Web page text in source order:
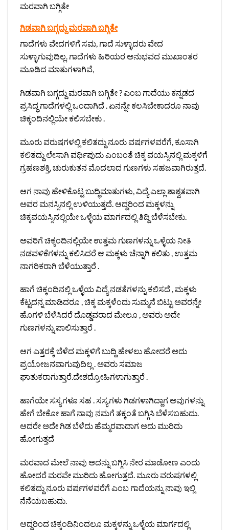
ಮರವಾಗಿ ಬಗ್ಗಿತೇ
ಗಿಡವಾಗಿ ಬಗ್ಗದ್ದು ಮರವಾಗಿ ಬಗ್ಗಿತೇ
ಗಾದೆಗಳು ವೇದಗಳಿಗೆ ಸಮ, ಗಾದೆ ಸುಳ್ಳಾದರು ವೇದ
ಸುಳ್ಳಾಗುವುದಿಲ್ಲ. ಗಾದೆಗಳು ಹಿರಿಯರ ಅನುಭವದ ಮುಖಾಂತರ
ಮೂಡಿದ ಮಾತುಗಳಾಗಿವೆ,
ಗಿಡವಾಗಿ ಬಗ್ಗದ್ದು ಮರವಾಗಿ ಬಗ್ಗಿತೇ ? ಎಂಬ ಗಾದೆಯು ಕನ್ನಡದ
ಪ್ರಸಿದ್ಧ ಗಾದೆಗಳಲ್ಲಿ ಒಂದಾಗಿದೆ . ಏನನ್ನೇ ಕಲಸಿಬೇಕಾದರೂ ನಾವು
ಚಿಕ್ಕಂದಿನಲ್ಲಿಯೇ ಕಲಿಸಬೇಕು .
ಮೂರು ವರುಷಗಳಲ್ಲಿ ಕಲಿತದ್ದು ನೂರು ವರ್ಷಗಳವರೆಗೆ, ಕೂಸಾಗಿ
ಕಲಿತದ್ದು ಲೇಸಾಗಿ ವರ್ಧಿಪುದು ಎಂಬಂತೆ ಚಿಕ್ಕ ವಯಸ್ಸಿನಲ್ಲಿ ಮಕ್ಕಳಿಗೆ
ಗ್ರಹಣಶಕ್ತಿ, ಚುರುಕುತನ ಮೊದಲಾದ ಗುಣಗಳು ಸಹಜವಾಗಿರುತ್ತದೆ.
ಆಗ ನಾವು ಹೇಳಿಕೊಟ್ಟ ಬುದ್ಧಿಮಾತುಗಳು, ವಿದ್ಯೆ ಎಲ್ಲಾ ಶಾಶ್ವತವಾಗಿ
ಅವರ ಮನಸ್ಸಿನಲ್ಲಿ ಉಳಿಯುತ್ತದೆ. ಆದ್ದರಿಂದ ಮಕ್ಕಳನ್ನು
ಚಿಕ್ಕವಯಸ್ಸಿನಲ್ಲಿಯೇ ಒಳ್ಳೆಯ ಮಾರ್ಗದಲ್ಲಿ ತಿದ್ದಿ ಬೆಳೆಸಬೇಕು.
ಅವರಿಗೆ ಚಿಕ್ಕಂದಿನಲ್ಲಿಯೇ ಉತ್ತಮ ಗುಣಗಳನ್ನು ಒಳ್ಳೆಯ ನೀತಿ
ನಡವಳಿಕೆಗಳನ್ನು ಕಲಿಸಿದರೆ ಆ ಮಕ್ಕಳು ಚೆನ್ನಾಗಿ ಕಲಿತು , ಉತ್ತಮ
ನಾಗರಿಕರಾಗಿ ಬೆಳೆಯುತ್ತಾರೆ .
ಹಾಗೆ ಚಿಕ್ಕಂದಿನಲ್ಲಿ ಒಳ್ಳೆಯ ವಿದ್ಯೆ ನಡತೆಗಳನ್ನು ಕಲಿಸದೆ , ಮಕ್ಕಳು
ಕೆಟ್ಟದನ್ನ ಮಾಡಿದರೂ , ಚಿಕ್ಕ ಮಕ್ಕಳೆಂದು ಸುಮ್ಮನೆ ಬಿಟ್ಟು ಅವರನ್ನೇ
ಹೊಗಳಿ ಬೆಳೆಸಿದರೆ ದೊಡ್ಡವರಾದ ಮೇಲೂ , ಅವರು ಅದೇ
ಗುಣಗಳನ್ನು ಪಾಲಿಸುತ್ತಾರೆ .
ಆಗ ಎತ್ತರಕ್ಕೆ ಬೆಳೆದ ಮಕ್ಕಳಿಗೆ ಬುದ್ದಿ ಹೇಳಲು ಹೋದರೆ ಅದು
ಪ್ರಯೋಜನವಾಗುವುದಿಲ್ಲ . ಅವರು ಸಮಾಜ
ಘಾತುಕರಾಗುತ್ತಾರೆ.ದೇಶದ್ರೋಹಿಗಳಾಗುತ್ತಾರೆ .
ಹಾಗೆಯೇ ಸಸ್ಯಗಳೂ ಸಹ . ಸಸ್ಯಗಳು ಗಿಡಗಳಾಗಿದ್ದಾಗ ಅವುಗಳನ್ನು
ಹೇಗೆ ಬೇಕೋ ಹಾಗೆ ನಾವು ನಮಗೆ ತಕ್ಕಂತೆ ಬಗ್ಗಿಸಿ ಬೆಳೆಸಬಹುದು.
ಆದರೇ ಅದೇ ಗಿಡ ಬೆಳೆದು ಹೆಮ್ಮರವಾದಾಗ ಅದು ಮುರಿದು
ಹೋಗುತ್ತದೆ
ಮರವಾದ ಮೇಲೆ ನಾವು ಅದನ್ನು ಬಗ್ಗಿಸಿ ನೇರ ಮಾಡೋಣ ಎಂದು
ಹೋದರೆ ಮರವೇ ಮುರಿದು ಹೋಗುತ್ತದೆ. ಮೂರು ವರುಷಗಳಲ್ಲಿ
ಕಲಿತದ್ದು ನೂರು ವರ್ಷಗಳವರೆಗೆ ಎಂಬ ಗಾದೆಯನ್ನು ನಾವು ಇಲ್ಲಿ
ನೆನೆಯಬಹುದು.
ಆದ್ದರಿಂದ ಚಿಕ್ಕಂದಿನಿಂದಲೂ ಮಕ್ಕಳನ್ನು ಒಳ್ಳೆಯ ಮಾರ್ಗದಲ್ಲಿ